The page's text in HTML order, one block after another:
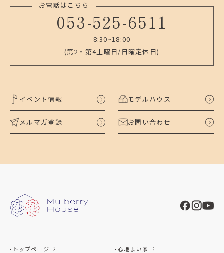
お電話はこちら
053-525-6511
8:30~18:00
(第2・第4土曜日/日曜定休日)
イベント情報 モデルハウス
メルマガ登録 お問い合わせ
トップページ
心地よい家